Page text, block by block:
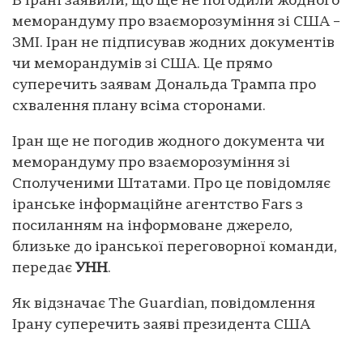
меморандуму про взаєморозуміння зі США –
ЗМІ. Іран не підписував жодних документів
чи меморандумів зі США. Це прямо
суперечить заявам Дональда Трампа про
схвалення плану всіма сторонами.
Іран ще не погодив жодного документа чи
меморандуму про взаєморозуміння зі
Сполученими Штатами. Про це повідомляє
іранське інформаційне агентство Fars з
посиланням на інформоване джерело,
близьке до іранської переговорної команди,
передає УНН.
Як відзначає The Guardian, повідомлення
Ірану суперечить заяві президента США